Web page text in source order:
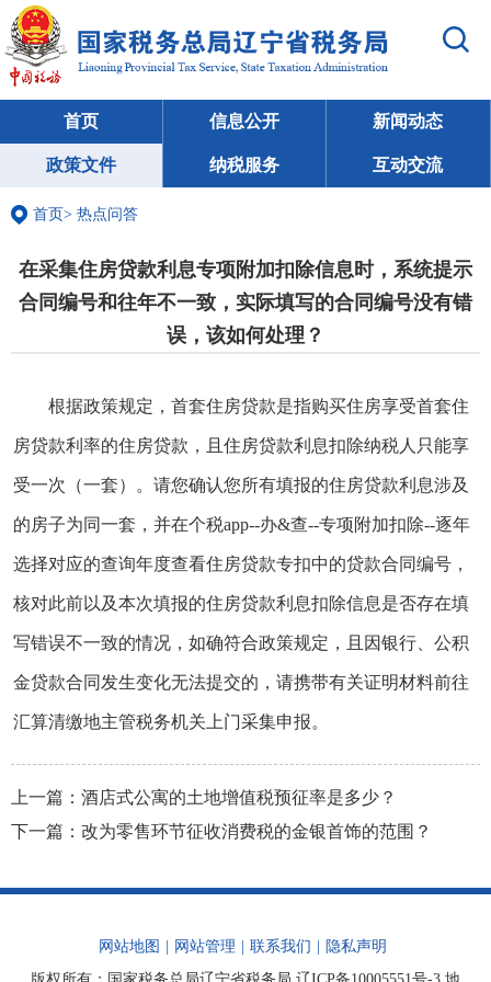
首页 信息公开 新闻动态
政策文件 纳税服务 互动交流
首页> 热点问答
在采集住房贷款利息专项附加扣除信息时，系统提示
合同编号和往年不一致，实际填写的合同编号没有错
误，该如何处理？
根据政策规定，首套住房贷款是指购买住房享受首套住
房贷款利率的住房贷款，且住房贷款利息扣除纳税人只能享
受一次（一套）。请您确认您所有填报的住房贷款利息涉及
的房子为同一套，并在个税app--办&查--专项附加扣除--逐年
选择对应的查询年度查看住房贷款专扣中的贷款合同编号，
核对此前以及本次填报的住房贷款利息扣除信息是否存在填
写错误不一致的情况，如确符合政策规定，且因银行、公积
金贷款合同发生变化无法提交的，请携带有关证明材料前往
汇算清缴地主管税务机关上门采集申报。
上一篇： 酒店式公寓的土地增值税预征率是多少？
下一篇： 改为零售环节征收消费税的金银首饰的范围？
网站地图 网站管理 联系我们
隐私声明